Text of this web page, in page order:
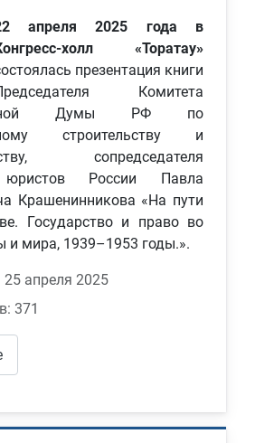
апреля 2025 года в
холл «Торатау»
презентация книги
Комитета
Думы РФ по
строительству и
сопредседателя
юристов России Павла
Крашенинникова «На пути
Государство и право во
и мира, 1939–1953 годы.».
апреля 2025
371